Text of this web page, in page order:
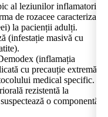
al leziunilor inflamatorii
de rozacee caracterizată
la pacienții adulți.
(infestație masivă cu
(inflamația
cu precauție extremă
medical specific.
rezistentă la
o componentă